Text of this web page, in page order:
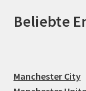
Beliebte
Manchester City